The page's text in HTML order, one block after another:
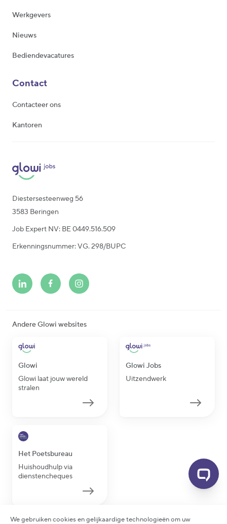
Diestersesteenweg 56
3583 Beringen
Job Expert NV: BE 0449.516.509
Erkenningsnummer: VG. 298/BUPC
Werkgevers
Nieuws
Bediendevacatures
Contact
Contacteer ons
Kantoren
Andere Glowi websites
Glowi
Glowi laat jouw wereld
stralen
Glowi Jobs
Uitzendwerk
Het Poetsbureau
Huishoudhulp via
dienstencheques
We gebruiken cookies en gelijkaardige technologieën om uw